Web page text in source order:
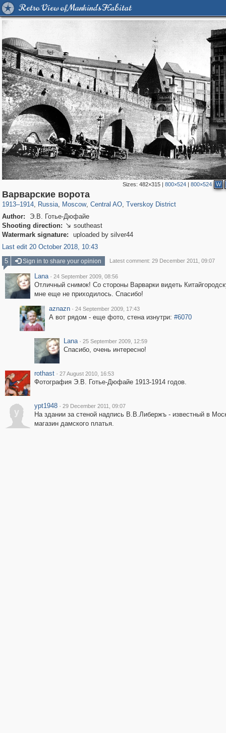
Retro View of Mankind's Habitat
Sizes:482×315 |800×524 |800×524 W
Варварские ворота
1913–1914, Russia
1,406,514
, Moscow
319,780 8,286
, Central AO
159,978
, Tverskoy District
Author:
Э.В. Готье-Дюфайе
Shooting direction:  southeast
Watermark signature:
uploaded by silver44
Last edit 20 October 2018, 10:43
5
Sign in to share your opinion Latest comment: 29 December 2011, 09:07
Lana · 24 September 2009, 08:56
Отличный снимок! Со стороны Варварки видеть
мне еще не приходилось. Спасибо!
aznazn · 24 September 2009, 17:43
А вот рядом - еще фото, стена изнутри: #6070
Lana · 25 September 2009, 12:59
Спасибо, очень интересно!
rothast · 27 August 2010, 16:53
Фотография Э.В. Готье-Дюфайе 1913-1914 годов.
y
ypt1948 · 29 December 2011, 09:07
На здании за стеной надпись В.В.Либержъ - известный в
магазин дамского платья.